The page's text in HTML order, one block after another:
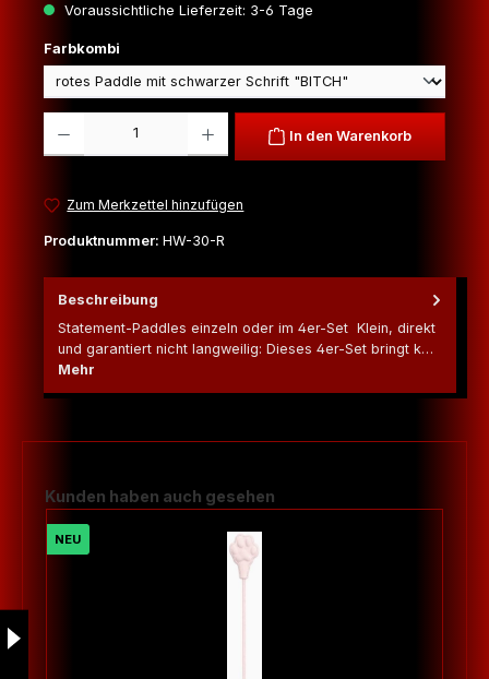
Voraussichtliche Lieferzeit: 3-6 Tage
Farbkombi
In den Warenkorb
Zum Merkzettel hinzufügen
Produktnummer: HW-30-R
Beschreibung
Statement-Paddles einzeln oder im 4er-Set Klein, direkt
und garantiert nicht langweilig: Dieses 4er-Set bringt k…
Mehr
Produktgalerie überspringen
Kunden haben auch gesehen
NEU